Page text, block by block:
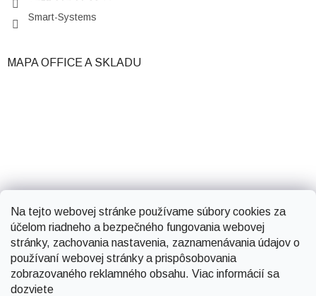
Na tejto webovej stránke používame súbory cookies za
účelom riadneho a bezpečného fungovania webovej
stránky, zachovania nastavenia, zaznamenávania údajov o
používaní webovej stránky a prispôsobovania
zobrazovaného reklamného obsahu. Viac informácií sa
dozviete
Smart-Systems
MAPA OFFICE A SKLADU